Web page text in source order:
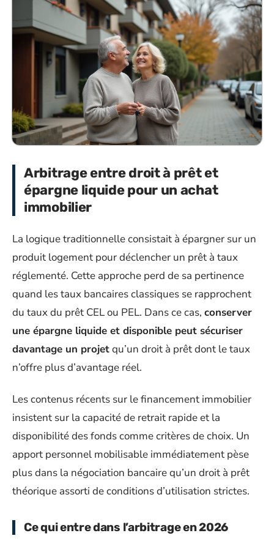
Arbitrage entre droit à prêt et
épargne liquide pour un achat
immobilier
La logique traditionnelle consistait à épargner sur un
produit logement pour déclencher un prêt à taux
réglementé. Cette approche perd de sa pertinence
quand les taux bancaires classiques se rapprochent
du taux du prêt CEL ou PEL. Dans ce cas, conserver
une épargne liquide et disponible peut sécuriser
davantage un projetqu’un droit à prêt dont le taux
n’offre plus d’avantage réel.
Les contenus récents sur le financement immobilier
insistent sur la capacité de retrait rapide et la
disponibilité des fonds comme critères de choix. Un
apport personnel mobilisable immédiatement pèse
plus dans la négociation bancaire qu’un droit à prêt
théorique assorti de conditions d’utilisation strictes.
Ce qui entre dans l’arbitrage en 2026